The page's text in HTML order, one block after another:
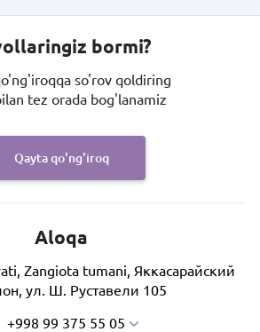
bormi?
so'rov qoldiring
tez orada bog'lanamiz
Qayta qo'ng'iroq
Aloqa
Zangiota tumani, Яккасарайский
ул. Ш. Руставели 105
+998 99 375 55 05